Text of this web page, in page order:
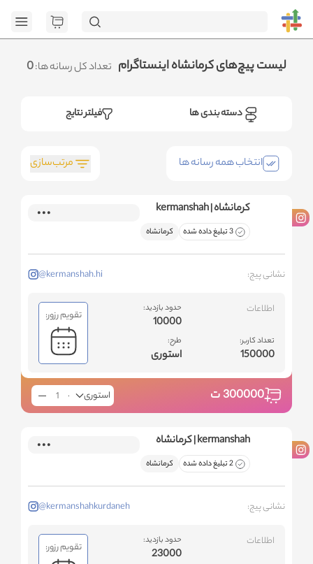
تعداد کل رسانه ها:0 لیست پیچ‌های کرمانشاه اینستاگرام
فیلتر نتایج دسته بندی ها
مرتب‌سازی انتخاب همه رسانه ها
کرمانشاه | kermanshah
3 تبلیغ داده شده کرمانشاه
نشانی پیج: @kermanshah.hi
اطلاعات
تعداد کاربر:
150000
حدود بازدید:
10000
طرح:
استوری
تقویم رزور:
300000ت استوری
kermanshah | کرمانشاه
2 تبلیغ داده شده کرمانشاه
نشانی پیج: @kermanshahkurdaneh
اطلاعات حدود بازدید:
23000 تقویم رزور: